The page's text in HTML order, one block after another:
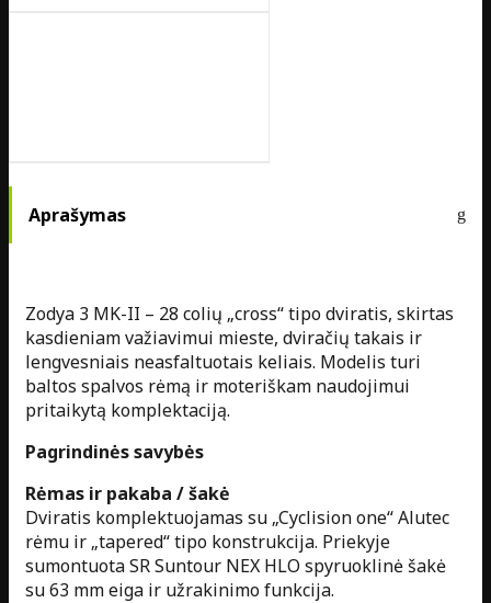
Aprašymas
Zodya 3 MK-II – 28 colių „cross“ tipo dviratis, skirtas
kasdieniam važiavimui mieste, dviračių takais ir
lengvesniais neasfaltuotais keliais. Modelis turi
baltos spalvos rėmą ir moteriškam naudojimui
pritaikytą komplektaciją.
Pagrindinės savybės
Rėmas ir pakaba / šakė
Dviratis komplektuojamas su „Cyclision one“ Alutec
rėmu ir „tapered“ tipo konstrukcija. Priekyje
sumontuota SR Suntour NEX HLO spyruoklinė šakė
su 63 mm eiga ir užrakinimo funkcija.